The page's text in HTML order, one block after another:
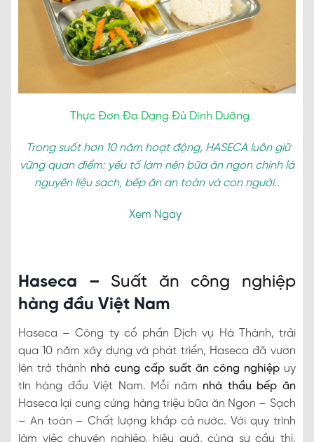
Thực Đơn Đa Dạng Đủ Dinh Dưỡng
Trong suốt hơn 10 năm hoạt động, HASECA luôn giữ
vững quan điểm: yếu tố làm nên bữa ăn ngon chính là
nguyên liệu sạch, bếp ăn an toàn và con người..
Xem Ngay
Haseca – Suất ăn công nghiệp
hàng đầu Việt Nam
Haseca – Công ty cổ phần Dịch vụ Hà Thành, trải
qua 10 năm xây dựng và phát triển, Haseca đã vươn
lên trở thành nhà cung cấp suất ăn công nghiệpuy
tín hàng đầu Việt Nam. Mỗi năm nhà thầu bếp ăn
Haseca lại cung cứng hàng triệu bữa ăn Ngon – Sạch
– An toàn – Chất lượng khắp cả nước. Với quy trình
làm việc chuyên nghiệp, hiệu quả, cùng sự cầu thị,